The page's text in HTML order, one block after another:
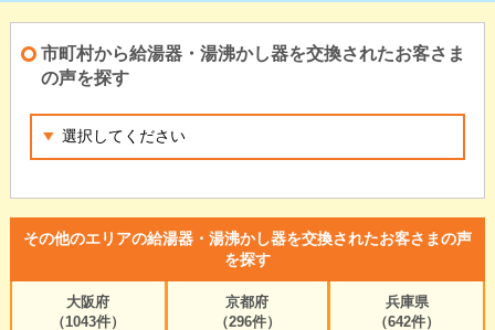
市町村から給湯器・湯沸かし器を交換されたお客さま
の声を探す
その他のエリアの給湯器・湯沸かし器を交換されたお客さまの声
を探す
大阪府
（1043件）
京都府
（296件）
兵庫県
（642件）